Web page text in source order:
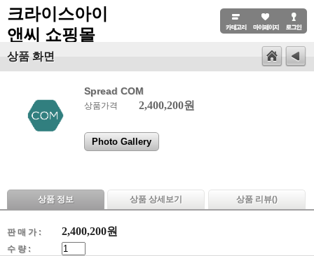
크라이스아이
앤씨 쇼핑몰
상품 화면
Spread COM
상품가격 2,400,200원
Photo Gallery
상품 정보 상품 상세보기 상품 리뷰()
판 매 가 : 2,400,200원
수 량 :